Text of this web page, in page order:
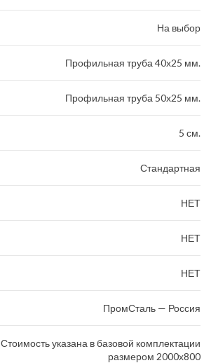
На выбор
Профильная труба 40х25 мм.
Профильная труба 50х25 мм.
5 см.
Стандартная
НЕТ
НЕТ
НЕТ
ПромСталь — Россия
Стоимость указана в базовой комплектации
размером 2000х800